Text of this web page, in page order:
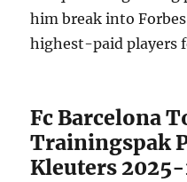
him break into
highest-paid players
Fc Barcelona
Trainingspak
Kleuters